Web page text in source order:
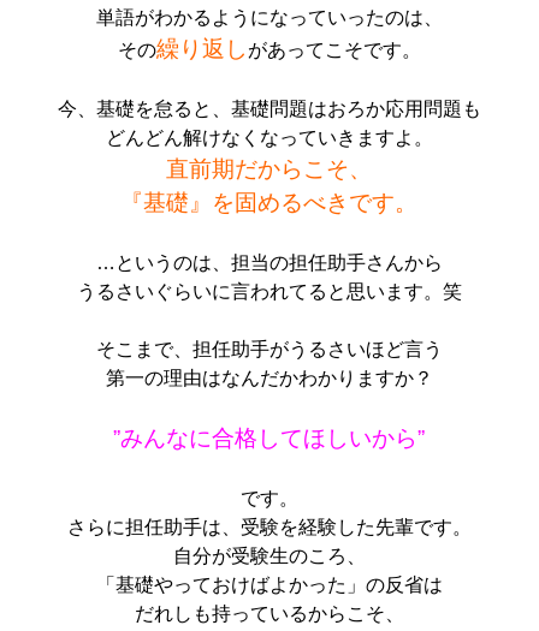
単語がわかるようになっていったのは、
その繰り返し があってこそです。
今、基礎を怠ると、基礎問題はおろか応用問題も
どんどん解けなくなっていきますよ。
直前期だからこそ、
『基礎』を固めるべきです。
…というのは、担当の担任助手さんから
うるさいぐらいに言われてると思います。笑
そこまで、担任助手がうるさいほど言う
第一の理由はなんだかわかりますか？
”みんなに合格してほしいから”
です。
さらに担任助手は、受験を経験した先輩です。
自分が受験生のころ、
「基礎やっておけばよかった」 の反省は
だれしも持っているからこそ、